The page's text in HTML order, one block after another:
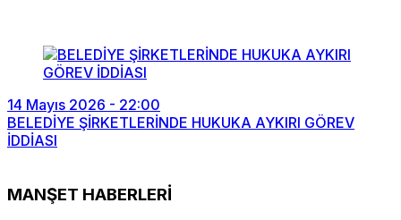
14 Mayıs 2026 - 22:00
BELEDİYE ŞİRKETLERİNDE HUKUKA AYKIRI GÖREV
İDDİASI
MANŞET HABERLERİ